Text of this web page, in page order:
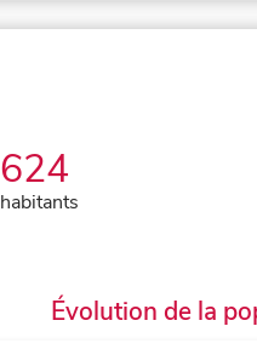
624
habitants
Évolution de la